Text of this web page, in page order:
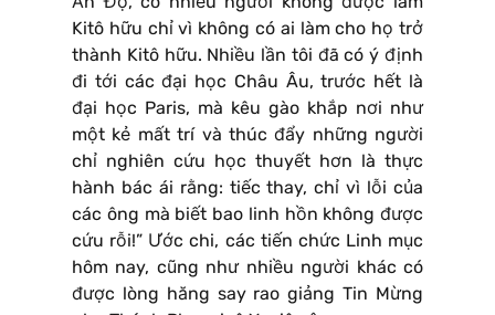
Kitô hữu chỉ vì không có ai làm cho họ trở
thành Kitô hữu. Nhiều lần tôi đã có ý định
đi tới các đại học Châu Âu, trước hết là
đại học Paris, mà kêu gào khắp nơi như
một kẻ mất trí và thúc đẩy những người
chỉ nghiên cứu học thuyết hơn là thực
hành bác ái rằng: tiếc thay, chỉ vì lỗi của
các ông mà biết bao linh hồn không được
cứu rỗi!” Ước chi, các tiến chức Linh mục
hôm nay, cũng như nhiều người khác có
được lòng hăng say rao giảng Tin Mừng